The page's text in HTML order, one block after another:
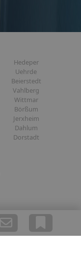
Hedeper
Uehrde
Beierstedt
Vahlberg
Wittmar
Börßum
Jerxheim
Dahlum
Dorstadt